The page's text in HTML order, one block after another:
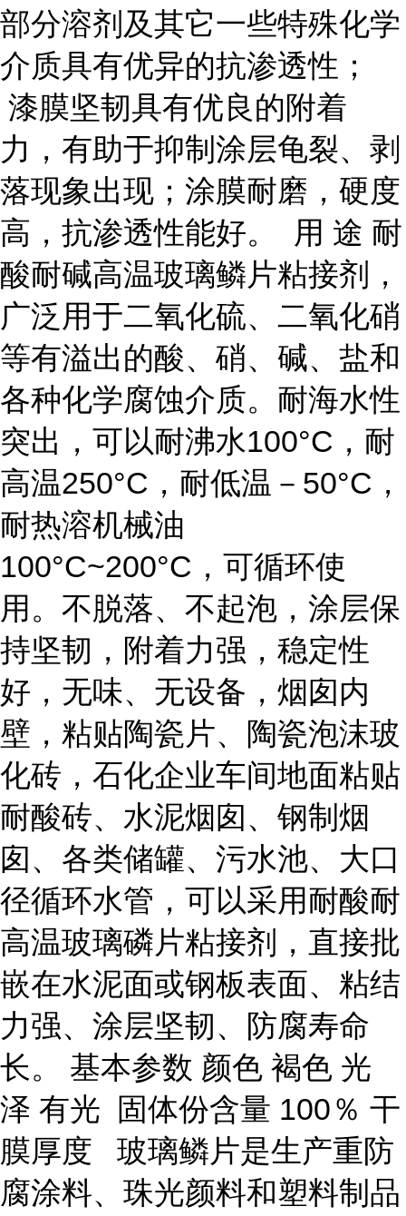
部分溶剂及其它一些特殊化学
介质具有优异的抗渗透性；
漆膜坚韧具有优良的附着
力，有助于抑制涂层龟裂、剥
落现象出现；涂膜耐磨，硬度
高，抗渗透性能好。 用 途 耐
酸耐碱高温玻璃鳞片粘接剂，
广泛用于二氧化硫、二氧化硝
等有溢出的酸、硝、碱、盐和
各种化学腐蚀介质。耐海水性
突出，可以耐沸水100°C，耐
高温250°C，耐低温－50°C，
耐热溶机械油
100°C~200°C，可循环使
用。不脱落、不起泡，涂层保
持坚韧，附着力强，稳定性
好，无味、无设备，烟囱内
壁，粘贴陶瓷片、陶瓷泡沫玻
化砖，石化企业车间地面粘贴
耐酸砖、水泥烟囱、钢制烟
囱、各类储罐、污水池、大口
径循环水管，可以采用耐酸耐
高温玻璃磷片粘接剂，直接批
嵌在水泥面或钢板表面、粘结
力强、涂层坚韧、防腐寿命
长。 基本参数 颜色 褐色 光
泽 有光 固体份含量 100％ 干
膜厚度 玻璃鳞片是生产重防
腐涂料、珠光颜料和塑料制品